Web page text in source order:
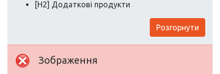
[H2] Додаткові продукти
Розгорнути
Зображення